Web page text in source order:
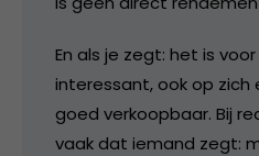
En als je zegt: het is
interessant, ook op zich
goed verkoopbaar. Bij
vaak dat iemand zegt: